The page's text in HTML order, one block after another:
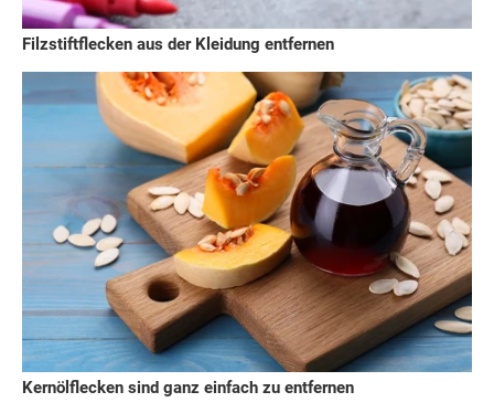
Filzstiftflecken aus der Kleidung entfernen
Kernölflecken sind ganz einfach zu entfernen